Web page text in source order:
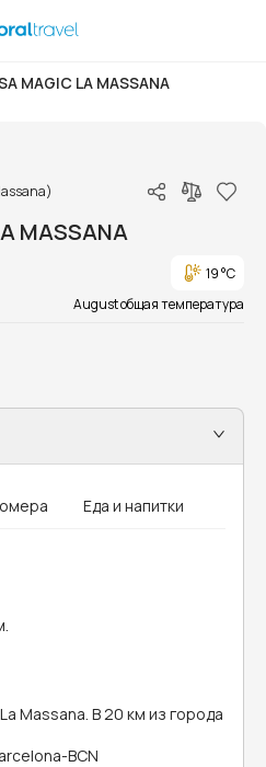
MAGIC LA MASSANA
MASSANA
19 °C
August общая температура
Еда и напитки
Massana. В 20 км из города
BCN